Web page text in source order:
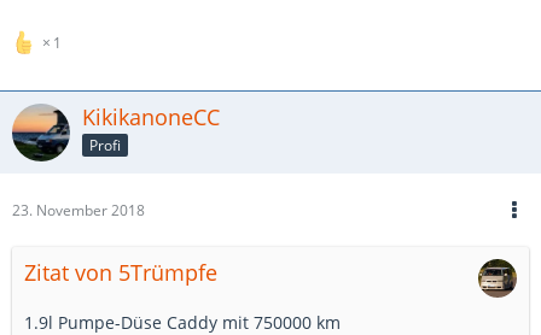
1
KikikanoneCC
Profi
23. November 2018
Zitat von 5Trümpfe
1.9l Pumpe-Düse Caddy mit 750000 km